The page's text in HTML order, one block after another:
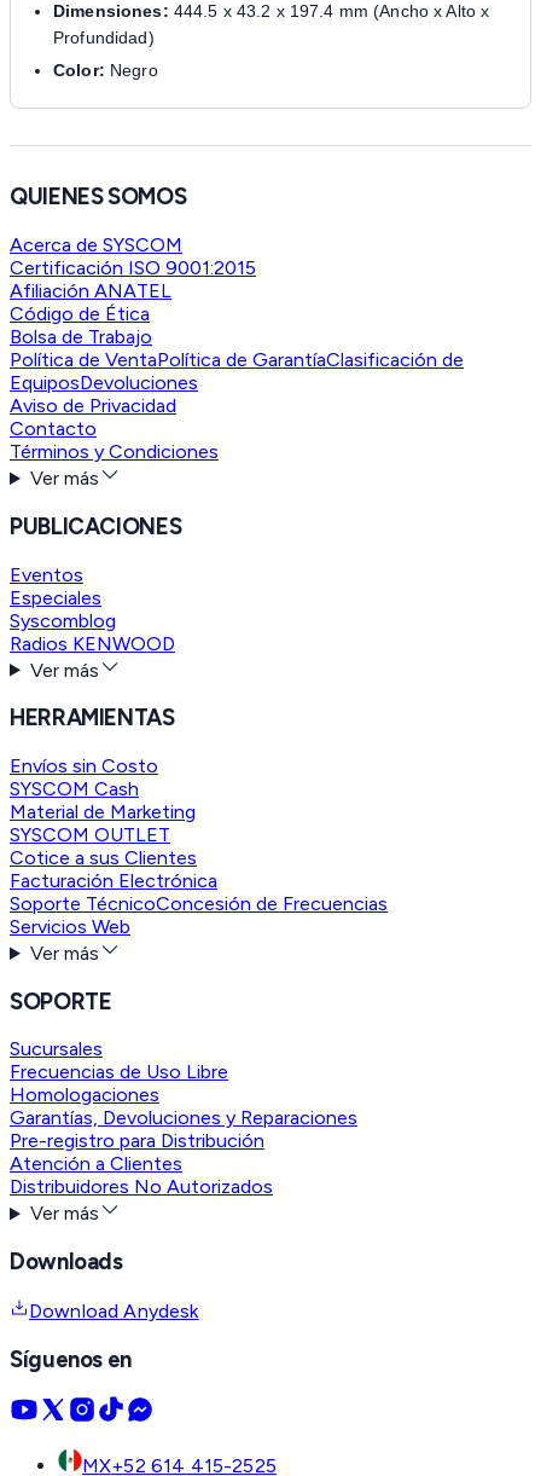
Dimensiones: 444.5 x 43.2 x 197.4 mm (Ancho x Alto x
Profundidad)
Color: Negro
QUIENES SOMOS
Acerca de SYSCOM
Certificación ISO 9001:2015
Afiliación ANATEL
Código de Ética
Bolsa de Trabajo
Política de VentaPolítica de GarantíaClasificación de
EquiposDevoluciones
Aviso de Privacidad
Contacto
Términos y Condiciones
Ver más
PUBLICACIONES
Eventos
Especiales
Syscomblog
Radios KENWOOD
Ver más
HERRAMIENTAS
Envíos sin Costo
SYSCOM Cash
Material de Marketing
SYSCOM OUTLET
Cotice a sus Clientes
Facturación Electrónica
Soporte TécnicoConcesión de Frecuencias
Servicios Web
Ver más
SOPORTE
Sucursales
Frecuencias de Uso Libre
Homologaciones
Garantías, Devoluciones y Reparaciones
Pre-registro para Distribución
Atención a Clientes
Distribuidores No Autorizados
Ver más
Downloads
Download Anydesk
Síguenos en
MX+52 614 415-2525